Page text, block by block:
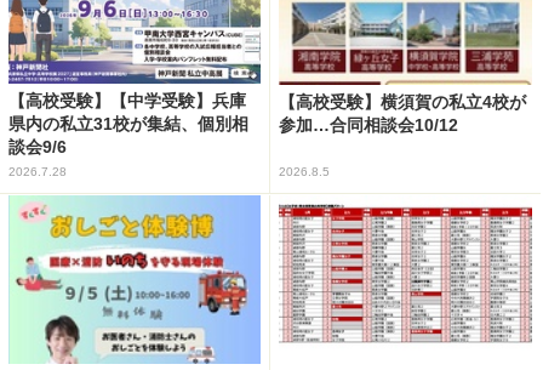
【高校受験】【中学受験】兵庫
県内の私立31校が集結、個別相
談会9/6
2026.7.28
【高校受験】横須賀の私立4校が
参加…合同相談会10/12
2026.8.5